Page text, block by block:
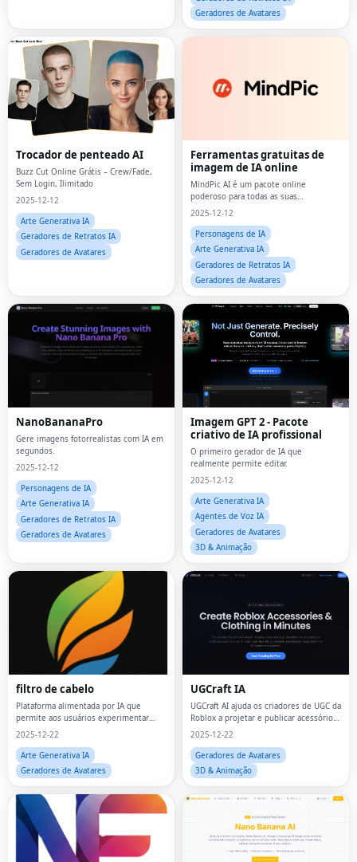
Geradores de Avatares
Trocador de penteado AI
Buzz Cut Online Grátis – Crew/Fade,
Sem Login, Ilimitado
2025-12-12
Arte Generativa IA
Geradores de Retratos IA
Geradores de Avatares
Ferramentas gratuitas de
imagem de IA online
MindPic AI é um pacote online
poderoso para todas as suas
necessidades de imagem.Desde gerar
experimentar roupas virtuais, é o seu
centro criativo gratuit
2025-12-12
Personagens de IA
Arte Generativa IA
Geradores de Retratos IA
Geradores de Avatares
NanoBananaPro
Gere imagens fotorrealistas com IA em
segundos.
2025-12-12
Personagens de IA
Arte Generativa IA
Geradores de Retratos IA
Geradores de Avatares
Imagem GPT 2 - Pacote
criativo de IA profissional
O primeiro gerador de IA que
realmente permite editar.
2025-12-12
Arte Generativa IA
Agentes de Voz IA
Geradores de Avatares
3D & Animação
filtro de cabelo
Plataforma alimentada por IA que
permite aos usuários experimentar
virtualmente diferentes estilos de
uma foto
2025-12-22
Arte Generativa IA
Geradores de Avatares
UGCraft IA
UGCraft AI ajuda os criadores de UGC da
Roblox a projetar e publicar acessórios
e roupas UGC exclusivos em minutos.
2025-12-22
Geradores de Avatares
3D & Animação